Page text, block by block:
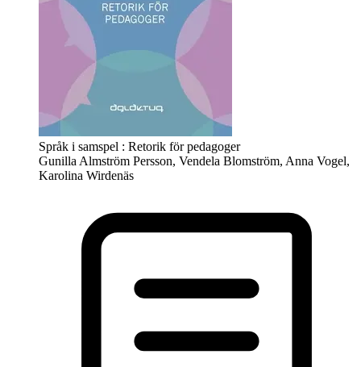
Språk i samspel : Retorik för pedagoger
Gunilla Almström Persson, Vendela Blomström, Anna Vogel,
Karolina Wirdenäs